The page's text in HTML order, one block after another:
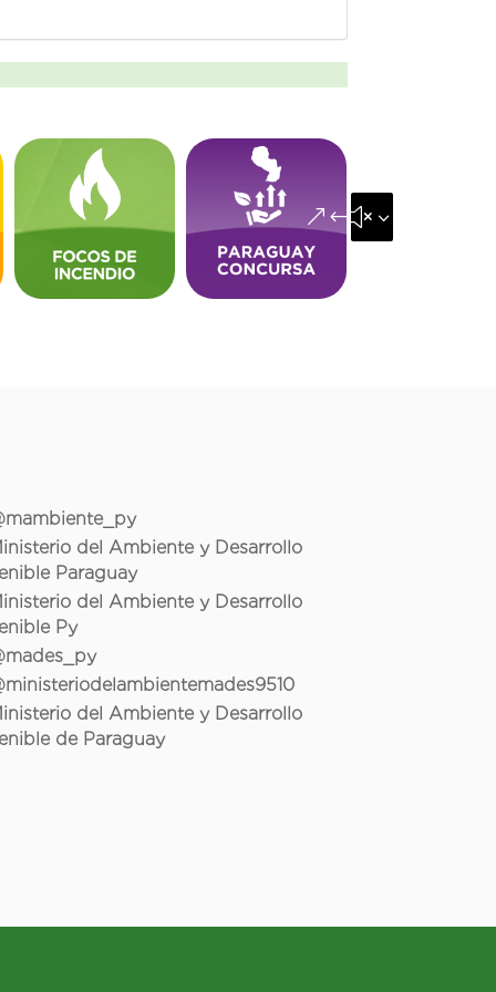
&#x35;
del Ambiente y Desarrollo
Paraguay
del Ambiente y Desarrollo
Py
del Ambiente y Desarrollo
de Paraguay